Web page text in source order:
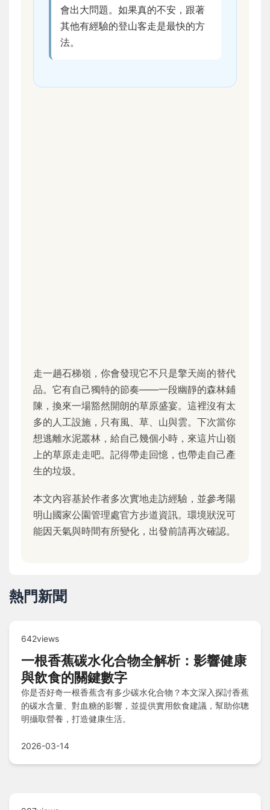
會出大問題。如果真的不安，跟著
其他有經驗的登山客走是最快的方
法。
走一趟石梯嶺，你會發現它不只是擎天崗的替代
品。它有自己獨特的節奏——一段幽靜的森林鋪
陳，換來一場豁然開朗的草原盛宴。這裡沒有太
多的人工設施，只有風、草、山與雲。下次當你
想逃離水泥叢林，給自己幾個小時，來這片山嶺
上的草原走走吧。記得帶走回憶，也帶走自己產
生的垃圾。
本文內容基於作者多次實地走訪經驗，並參考陽
明山國家公園管理處官方步道資訊。環境狀況可
能因天氣與時間有所變化，出發前請再次確認。
熱門新聞
642views
一根香蕉碳水化合物全解析：影響健康
與飲食的關鍵數字
你是否好奇一根香蕉含有多少碳水化合物？本文深入探討香蕉
的碳水含量、對血糖的影響，並提供實用飲食建議，幫助你聰
明攝取營養，打造健康生活。
2026-03-14